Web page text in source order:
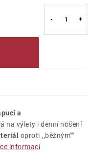
a
na výlety i denní nošení
oproti ‚‚běžným""
informací